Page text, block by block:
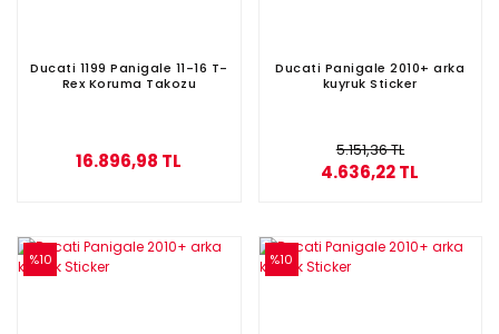
Ducati 1199 Panigale 11-16 T-
Rex Koruma Takozu
16.896,98 TL
Ducati Panigale 2010+ arka
kuyruk Sticker
5.151,36 TL
4.636,22 TL
%10 %10